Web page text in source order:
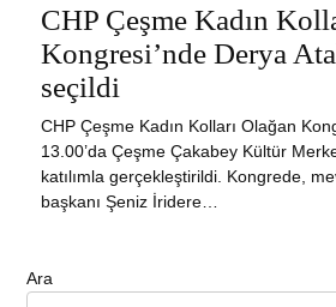
ON
CHP Çeşme Kadın
Kongresi’nde Derya
seçildi
CHP Çeşme Kadın Kolları Olağan
13.00’da Çeşme Çakabey Kültür
katılımla gerçekleştirildi. Kongrede,
başkanı Şeniz İridere…
Ara